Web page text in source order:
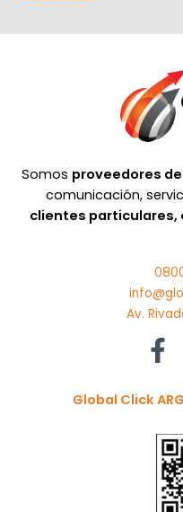
Somos proveedores
comunicación,
clientes particulares,
Av.
Global Click ARG